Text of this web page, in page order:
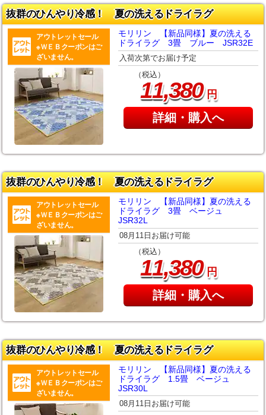
抜群のひんやり冷感！ 夏の洗えるドライラグ
アウトレットセール
※ＷＥＢクーポンはご
ざいません。
モリリン 【新品同様】夏の洗える
ドライラグ 3畳 ブルー JSR32E
入荷次第でお届け予定
（税込）
11,380円
詳細・購入へ
抜群のひんやり冷感！ 夏の洗えるドライラグ
アウトレットセール
※ＷＥＢクーポンはご
ざいません。
モリリン 【新品同様】夏の洗える
ドライラグ 3畳 ベージュ
JSR32L
08月11日お届け可能
（税込）
11,380円
詳細・購入へ
抜群のひんやり冷感！ 夏の洗えるドライラグ
アウトレットセール
※ＷＥＢクーポンはご
ざいません。
モリリン 【新品同様】夏の洗える
ドライラグ 1.5畳 ベージュ
JSR30L
08月11日お届け可能